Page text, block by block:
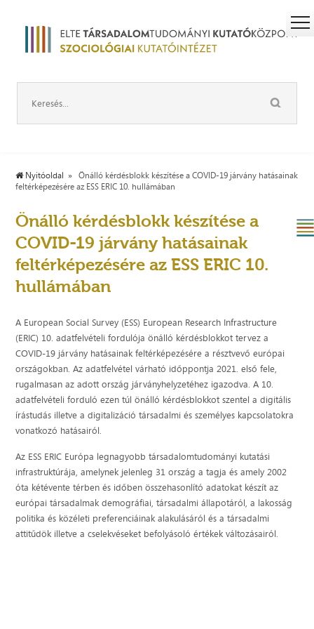
Nyitóoldal
Önálló kérdésblokk készítése a COVID-19 járvány hatásainak
feltérképezésére az ESS ERIC 10. hullámában
Önálló kérdésblokk készítése a
COVID-19 járvány hatásainak
feltérképezésére az ESS ERIC 10.
hullámában
A European Social Survey (ESS) European Research Infrastructure
(ERIC) 10. adatfelvételi fordulója önálló kérdésblokkot tervez a
COVID-19 járvány hatásainak feltérképezésére a résztvevő európai
országokban. Az adatfelvétel várható időppontja 2021. első fele,
rugalmasan az adott ország járványhelyzetéhez igazodva. A 10.
adatfelvételi forduló ezen túl önálló kérdésblokkot szentel a digitális
írástudás illetve a digitalizáció társadalmi és személyes kapcsolatokra
vonatkozó hatásairól.
Az ESS ERIC Európa legnagyobb társadalomtudományi kutatási
infrastruktúrája, amelynek jelenleg 31 ország a tagja és amely 2002
óta kétévente térben és időben összehasonlító adatokat készít az
európai társadalmak demográfiai, társadalmi állapotáról, a lakosság
politika és közéleti preferenciáinak alakulásáról és a társadalmi
attitűdök illetve a cselekvéseket befolyásoló értékek változásairól.